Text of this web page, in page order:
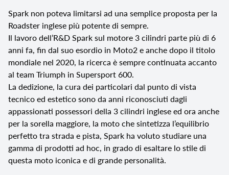
Spark non poteva limitarsi ad una semplice proposta per la
Roadster inglese più potente di sempre.
Il lavoro dell’R&D Spark sul motore 3 cilindri parte più di 6
anni fa, fin dal suo esordio in Moto2 e anche dopo il titolo
mondiale nel 2020, la ricerca è sempre continuata accanto
al team Triumph in Supersport 600.
La dedizione, la cura dei particolari dal punto di vista
tecnico ed estetico sono da anni riconosciuti dagli
appassionati possessori della 3 cilindri inglese ed ora anche
per la sorella maggiore, la moto che sintetizza l’equilibrio
perfetto tra strada e pista, Spark ha voluto studiare una
gamma di prodotti ad hoc, in grado di esaltare lo stile di
questa moto iconica e di grande personalità.